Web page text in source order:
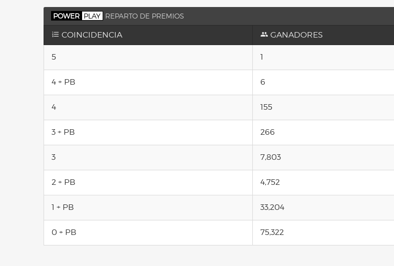
POWER PLAY REPARTO DE PREMIOS
COINCIDENCIA GANADORES
5 1
4 + PB 6
4 155
3 + PB 266
3 7,803
2 + PB 4,752
1 + PB 33,204
0 + PB 75,322